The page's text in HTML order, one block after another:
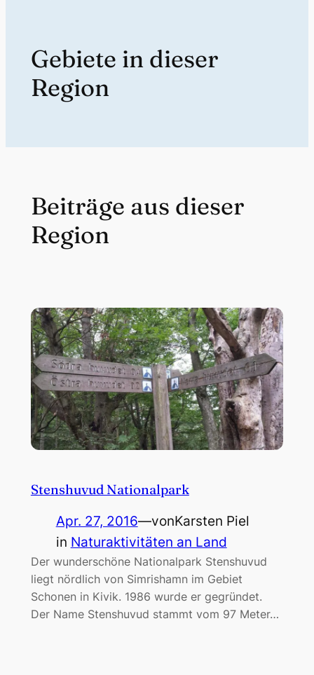
Gebiete in dieser
Region
Beiträge aus dieser
Region
Stenshuvud Nationalpark
Apr. 27, 2016—vonKarsten Piel
in Naturaktivitäten an Land
Der wunderschöne Nationalpark Stenshuvud
liegt nördlich von Simrishamn im Gebiet
Schonen in Kivik. 1986 wurde er gegründet.
Der Name Stenshuvud stammt vom 97 Meter…